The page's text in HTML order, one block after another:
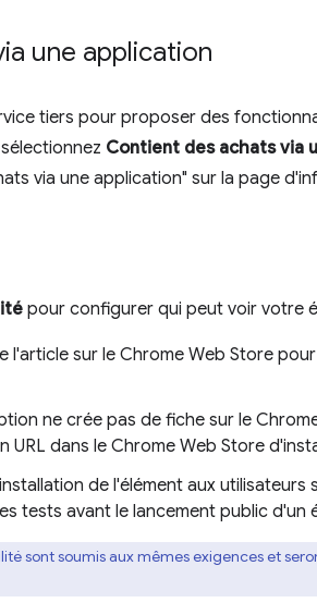
une application
tiers pour proposer des
Contient des achats via
via une application" sur la page
pour configurer qui peut voir votre
sur le Chrome Web Store
ne crée pas de fiche sur le
URL dans le Chrome Web Store
de l'élément aux utilisateurs
tests avant le lancement public d'un
sont soumis aux mêmes exigences et